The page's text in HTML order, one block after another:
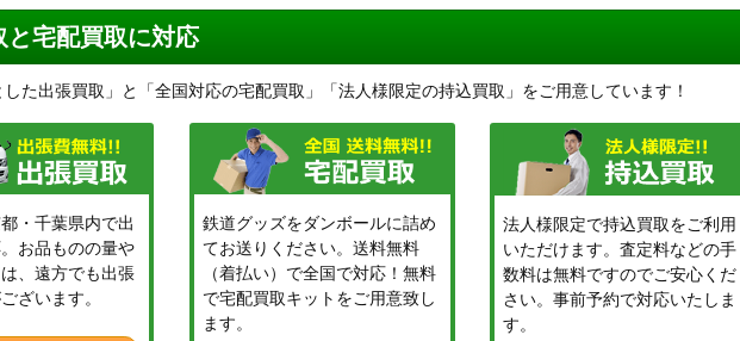
と宅配買取に対応
した出張買取」と「全国対応の宅配買取」「法人様限定の持込買取」をご用意しています！
・千葉県内で出
お品ものの量や
、遠方でも出張
ざいます。
鉄道グッズをダンボールに詰め
てお送りください。送料無料
（着払い）で全国で対応！無料
で宅配買取キットをご用意致し
ます。
法人様限定で持込買取をご利用
いただけます。査定料などの手
数料は無料ですのでご安心くだ
さい。事前予約で対応いたしま
す。